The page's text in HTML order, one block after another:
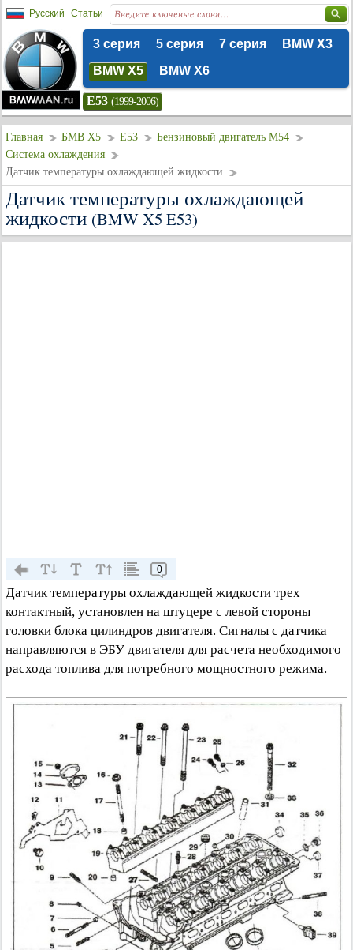
Русский Статьи
3 серия 5 серия 7 серия
BMW X3
BMW X5
BMW X6
E53 (1999-2006)
Главная БМВ Х5 E53
Бензиновый двигатель M54
Система охлаждения
Датчик температуры охлаждающей жидкости
Датчик температуры охлаждающей
жидкости (BMW X5 E53)
0
Датчик температуры охлаждающей жидкости трех
контактный, установлен на штуцере с левой стороны
головки блока цилиндров двигателя. Сигналы с датчика
направляются в ЭБУ двигателя для расчета необходимого
расхода топлива для потребного мощностного режима.